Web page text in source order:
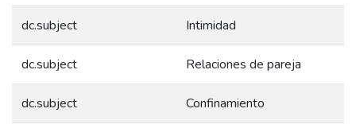
dc.subject Intimidad
dc.subject Relaciones de pareja
dc.subject Confinamiento